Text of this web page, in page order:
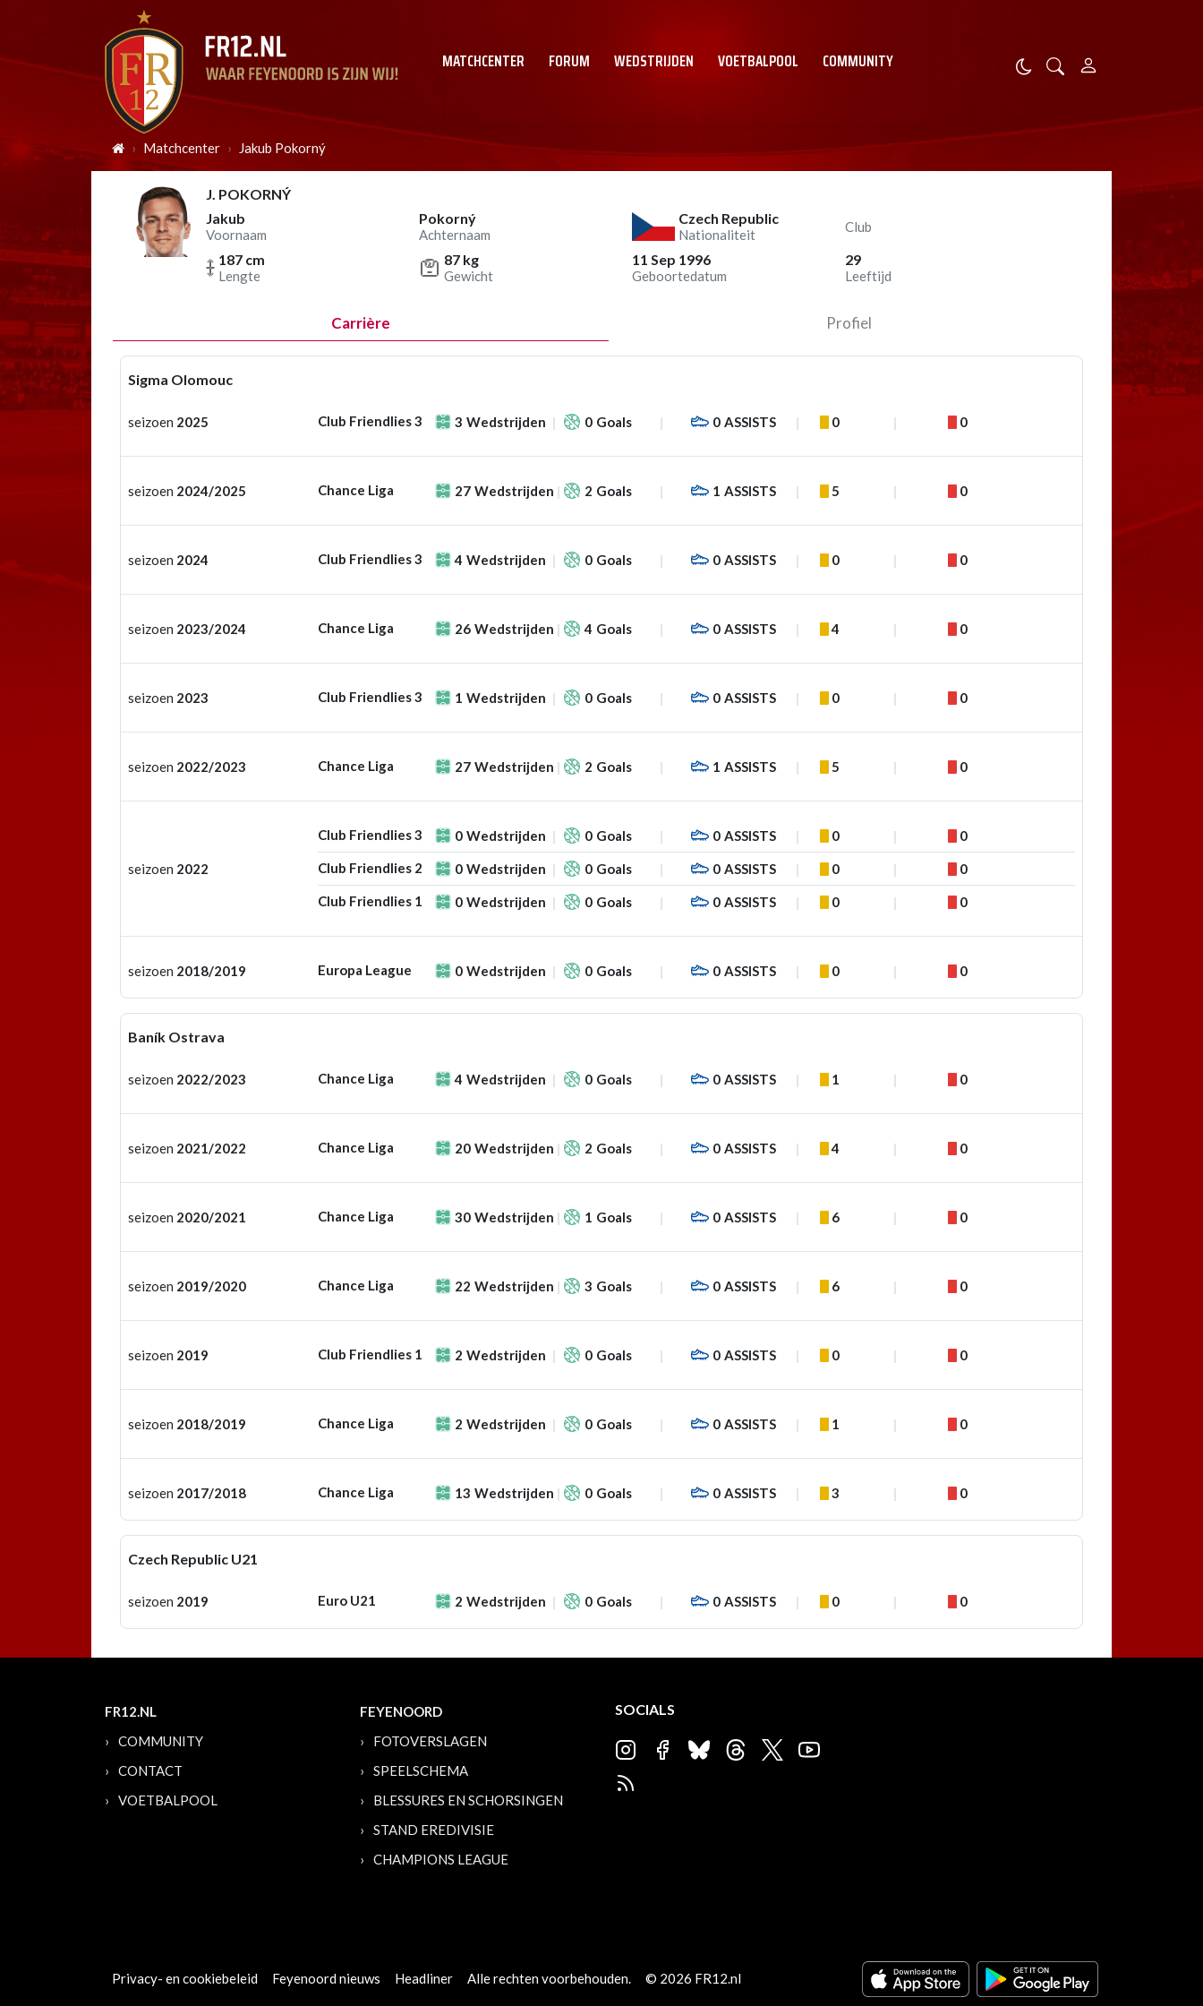
MATCHCENTER FORUM WEDSTRIJDEN VOETBALPOOL COMMUNITY
Matchcenter Jakub Pokorný
J. POKORNÝ
Jakub
Voornaam
Pokorný
Achternaam
Czech Republic
Nationaliteit
Club
187 cm
Lengte
87 kg
Gewicht
11 Sep 1996
Geboortedatum
29
Leeftijd
Carrière Profiel
Sigma Olomouc
seizoen 2025 Club Friendlies 3 3 Wedstrijden 0 Goals 0 ASSISTS 0 0
seizoen 2024/2025 Chance Liga 27 Wedstrijden 2 Goals 1 ASSISTS 5 0
seizoen 2024 Club Friendlies 3 4 Wedstrijden 0 Goals 0 ASSISTS 0 0
seizoen 2023/2024 Chance Liga 26 Wedstrijden 4 Goals 0 ASSISTS 4 0
seizoen 2023 Club Friendlies 3 1 Wedstrijden 0 Goals 0 ASSISTS 0 0
seizoen 2022/2023 Chance Liga 27 Wedstrijden 2 Goals 1 ASSISTS 5 0
seizoen 2022
Club Friendlies 3 0 Wedstrijden 0 Goals 0 ASSISTS 0 0
Club Friendlies 2 0 Wedstrijden 0 Goals 0 ASSISTS 0 0
Club Friendlies 1 0 Wedstrijden 0 Goals 0 ASSISTS 0 0
seizoen 2018/2019 Europa League 0 Wedstrijden 0 Goals 0 ASSISTS 0 0
Baník Ostrava
seizoen 2022/2023 Chance Liga 4 Wedstrijden 0 Goals 0 ASSISTS 1 0
seizoen 2021/2022 Chance Liga 20 Wedstrijden 2 Goals 0 ASSISTS 4 0
seizoen 2020/2021 Chance Liga 30 Wedstrijden 1 Goals 0 ASSISTS 6 0
seizoen 2019/2020 Chance Liga 22 Wedstrijden 3 Goals 0 ASSISTS 6 0
seizoen 2019 Club Friendlies 1 2 Wedstrijden 0 Goals 0 ASSISTS 0 0
seizoen 2018/2019 Chance Liga 2 Wedstrijden 0 Goals 0 ASSISTS 1 0
seizoen 2017/2018 Chance Liga 13 Wedstrijden 0 Goals 0 ASSISTS 3 0
Czech Republic U21
seizoen 2019 Euro U21 2 Wedstrijden 0 Goals 0 ASSISTS 0 0
FR12.NL
COMMUNITY
CONTACT
VOETBALPOOL
FEYENOORD
FOTOVERSLAGEN
SPEELSCHEMA
BLESSURES EN SCHORSINGEN
STAND EREDIVISIE
CHAMPIONS LEAGUE
SOCIALS
Privacy- en cookiebeleid Feyenoord nieuws Headliner Alle rechten voorbehouden. © 2026 FR12.nl